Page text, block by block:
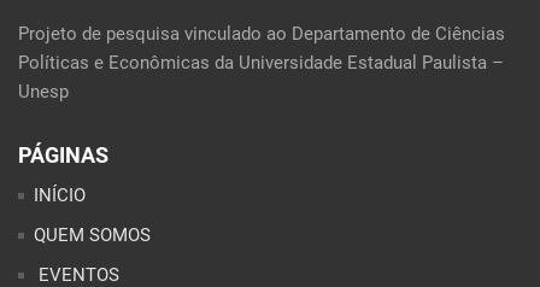
Projeto de pesquisa vinculado ao Departamento de Ciências
Políticas e Econômicas da Universidade Estadual Paulista –
Unesp
PÁGINAS
INÍCIO
QUEM SOMOS
EVENTOS